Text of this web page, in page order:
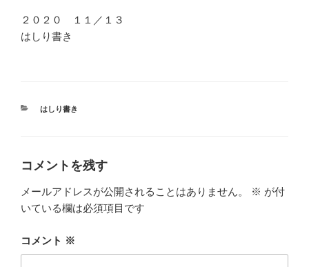
２０２０ １１／１３
はしり書き
カ
はしり書き
コメントを残す
メールアドレスが公開されることはありません。 ※ が付
いている欄は必須項目です
コメント ※